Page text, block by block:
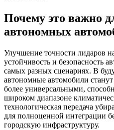
Почему это важно
автономных
Улучшение точности лидаров
устойчивость и безопасность
самых разных сценариях. В
автономные автомобили
более универсальными,
широком диапазоне
технологическая передача
для полноценной интеграции
городскую инфраструктуру.